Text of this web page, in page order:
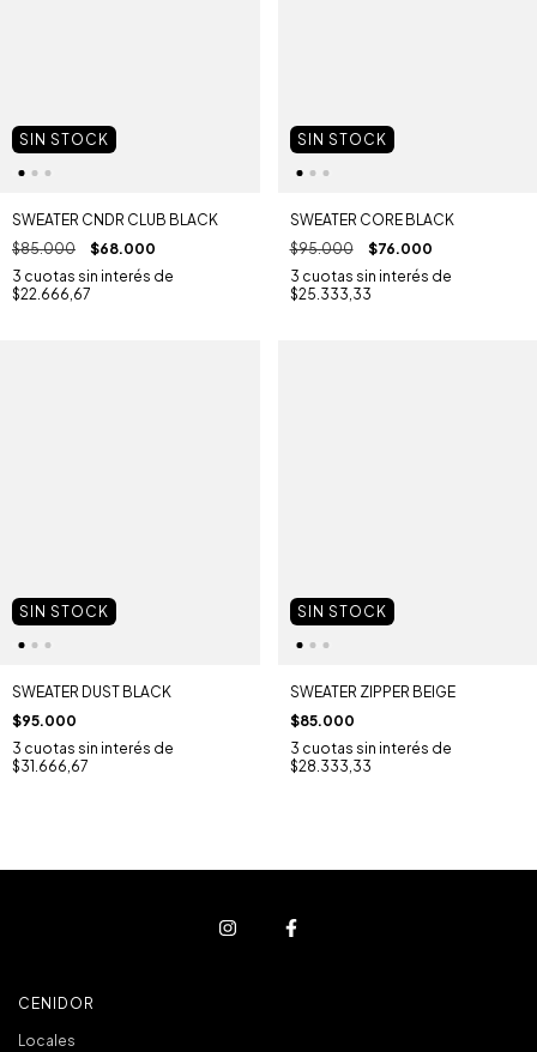
SIN STOCK
SWEATER CNDR CLUB BLACK
$85.000
$68.000
3 cuotas sin interés de
$22.666,67
SIN STOCK
SWEATER CORE BLACK
$95.000
$76.000
3 cuotas sin interés de
$25.333,33
SIN STOCK
SWEATER DUST BLACK
$95.000
3 cuotas sin interés de
$31.666,67
SIN STOCK
SWEATER ZIPPER BEIGE
$85.000
3 cuotas sin interés de
$28.333,33
CENIDOR
Locales